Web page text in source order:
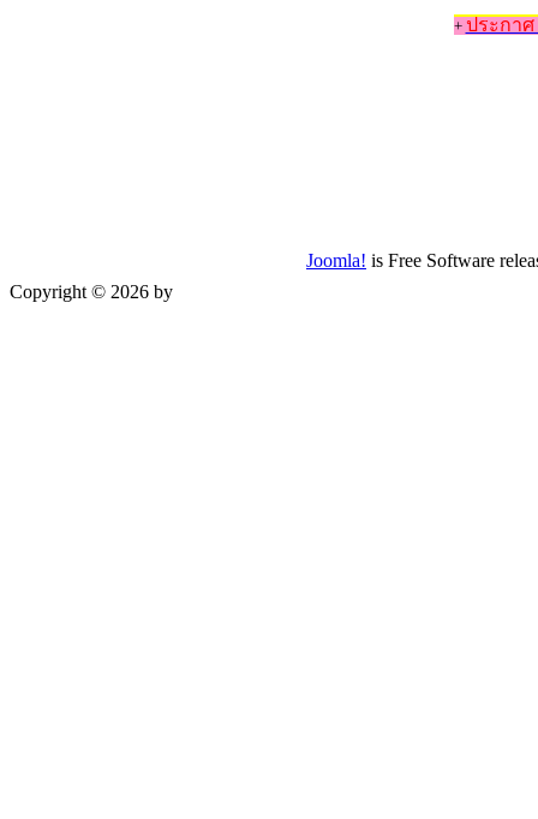
+ ประกา
Joomla! is Free Software
Copyright © 2026 by